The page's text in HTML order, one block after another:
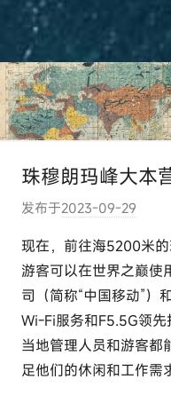
珠穆朗玛峰大本
发布于2023-09-29
:
e
l
u
t
o
现在，前往海5200米
游客可以在世界之巅使
司（简称“中国移动”）
Wi-Fi服务和F5.5G领
当地管理人员和游客都
足他们的休闲和工作需